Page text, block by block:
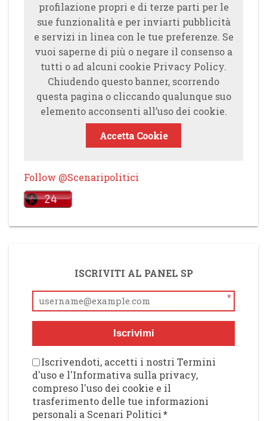
profilazione propri e di terze parti per le
sue funzionalità e per inviarti pubblicità
e servizi in linea con le tue preferenze. Se
vuoi saperne di più o negare il consenso a
tutti o ad alcuni cookie Privacy Policy.
Chiudendo questo banner, scorrendo
questa pagina o cliccando qualunque suo
elemento acconsenti all’uso dei cookie.
Accetta Cookie
Follow @Scenaripolitici
ISCRIVITI AL PANEL SP
*
Iscrivimi
Iscrivendoti, accetti i nostri Termini
d'uso e l'Informativa sulla privacy,
compreso l'uso dei cookie e il
trasferimento delle tue informazioni
personali a Scenari Politici*